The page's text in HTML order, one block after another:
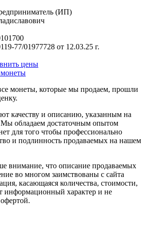
(ИП)
77/01977728 от 12.03.25 г.
цены
монеты, которые мы продаем, прошли
качеству и описанию, указанным на
Мы обладаем достаточным опытом
для того чтобы профессионально
и подлинность продаваемых на нашем
внимание, что описание продаваемых
во многом заимствованы с сайта
касающаяся количества, стоимости,
информационный характер и не